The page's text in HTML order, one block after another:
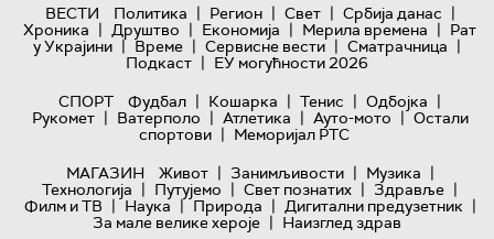
ВЕСТИ Политика | Регион | Свет | Србија данас |
Хроника | Друштво | Економија | Мерила времена | Рат
у Украјини | Време | Сервисне вести | Сматрачница |
Подкаст | ЕУ могућности 2026
СПОРТ
Фудбал | Кошарка | Тенис | Одбојка |
Рукомет | Ватерполо | Атлетика | Ауто-мото | Остали
спортови | Меморијал РТС
МАГАЗИН
Живот | Занимљивости | Музика |
Технологијa | Путујемо | Свет познатих | Здравље |
Филм и ТВ | Наука | Природа | Дигитални предузетник |
За мале велике хероје | Наизглед здрав